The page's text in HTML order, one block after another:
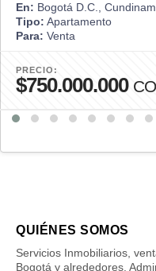
En: Bogotá D.C.,
Tipo: Apartamento
Para: Venta
PRECIO:
$750.000.000
QUIÉNES SOMOS
Servicios Inmobiliarios,
Bogotá y alrededores.